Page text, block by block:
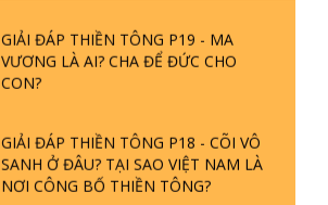
THÔNG BÁO ĐẶC BIỆT CỦA BAN
QUẢN TRỊ CHÙA THIỀN TÔNG TÂN
DIỆU
SÁU PHÁP MÔN TU CÓ THỦ ẤN
CỦA ĐẠO PHẬT
GIẢI ĐÁP THIỀN TÔNG ĐẶC BIỆT P21
- TẠI SAO ĐỨC PHẬT BƯỚC ĐI 7
BƯỚC TRÊN HOA SEN ? | TTTD
GIẢI ĐÁP VỀ LỄ TIỄN THIỀN TÔNG SƯ
NGỌC LÂM VỀ PHẬT GIỚI